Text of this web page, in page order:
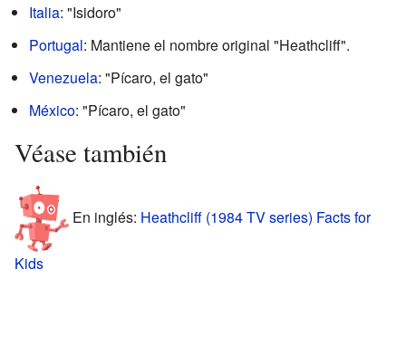
Italia: "Isidoro"
Portugal: Mantiene el nombre original "Heathcliff".
Venezuela: "Pícaro, el gato"
México: "Pícaro, el gato"
Véase también
En inglés: Heathcliff (1984 TV series) Facts for
Kids